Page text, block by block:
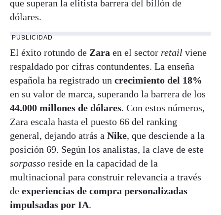
que superan la elitista barrera del billón de
dólares.
PUBLICIDAD
El éxito rotundo de Zara en el sector retail viene
respaldado por cifras contundentes. La enseña
española ha registrado un crecimiento del 18%
en su valor de marca, superando la barrera de los
44.000 millones de dólares. Con estos números,
Zara escala hasta el puesto 66 del ranking
general, dejando atrás a Nike, que desciende a la
posición 69. Según los analistas, la clave de este
sorpasso reside en la capacidad de la
multinacional para construir relevancia a través
de experiencias de compra personalizadas
impulsadas por IA.